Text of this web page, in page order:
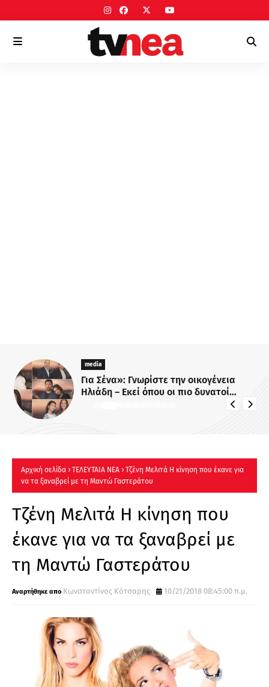
media
Για Σένα»: Γνωρίστε την οικογένεια
Ηλιάδη – Εκεί όπου οι πιο δυνατοί
δεσμοί δοκιμάζονται περισσότερο !
Αρχική σελίδα ΤΕΛΕΥΤΑΙΑ ΝΕΑ
Τζένη Μελιτά Η κίνηση που έκανε για
να τα ξαναβρεί με τη Μαντώ Γαστεράτου
Τζένη Μελιτά Η κίνηση που
έκανε για να τα ξαναβρεί με
τη Μαντώ Γαστεράτου
Κωνσταντίνος Κότσαρης 10/21/2018 08:45:00 π.μ.